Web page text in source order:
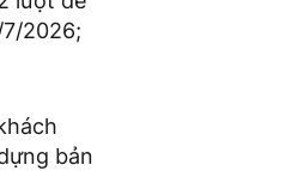
2026;
bản